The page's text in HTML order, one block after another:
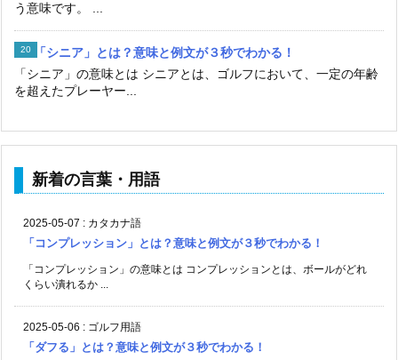
う意味です。 ...
「シニア」とは？意味と例文が３秒でわかる！
「シニア」の意味とは シニアとは、ゴルフにおいて、一定の年齢
を超えたプレーヤー...
新着の言葉・用語
2025-05-07 : カタカナ語
「コンプレッション」とは？意味と例文が３秒でわかる！
「コンプレッション」の意味とは コンプレッションとは、ボールがどれ
くらい潰れるか ...
2025-05-06 : ゴルフ用語
「ダフる」とは？意味と例文が３秒でわかる！